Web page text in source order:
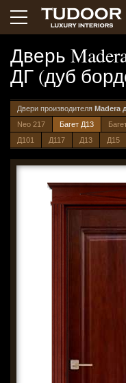
Дверь
ДГ (дуб
Двери производителя Madera
Neo 217
Багет Д13
Д101
Д117 Д13 Д15